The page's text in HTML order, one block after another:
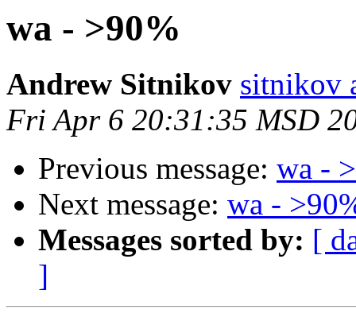
wa - >90%
Andrew Sitnikov sitnikov
Fri Apr 6 20:31:35 MSD
Previous message: wa -
Next message: wa -
Messages sorted by: [
]